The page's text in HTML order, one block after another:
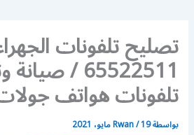
تصليح تلفونات
65522511 /
تلفونات هواتف
بواسطة Rwan/19 مايو، 2021